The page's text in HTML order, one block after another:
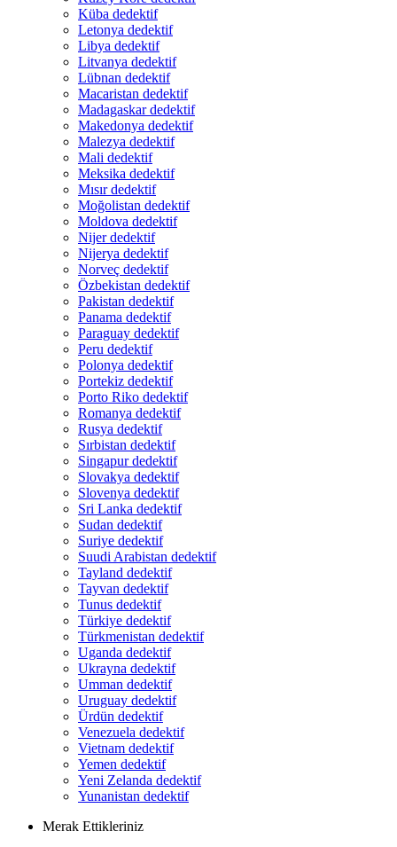
Küba dedektif
Letonya dedektif
Libya dedektif
Litvanya dedektif
Lübnan dedektif
Macaristan dedektif
Madagaskar dedektif
Makedonya dedektif
Malezya dedektif
Mali dedektif
Meksika dedektif
Mısır dedektif
Moğolistan dedektif
Moldova dedektif
Nijer dedektif
Nijerya dedektif
Norveç dedektif
Özbekistan dedektif
Pakistan dedektif
Panama dedektif
Paraguay dedektif
Peru dedektif
Polonya dedektif
Portekiz dedektif
Porto Riko dedektif
Romanya dedektif
Rusya dedektif
Sırbistan dedektif
Singapur dedektif
Slovakya dedektif
Slovenya dedektif
Sri Lanka dedektif
Sudan dedektif
Suriye dedektif
Suudi Arabistan dedektif
Tayland dedektif
Tayvan dedektif
Tunus dedektif
Türkiye dedektif
Türkmenistan dedektif
Uganda dedektif
Ukrayna dedektif
Umman dedektif
Uruguay dedektif
Ürdün dedektif
Venezuela dedektif
Vietnam dedektif
Yemen dedektif
Yeni Zelanda dedektif
Yunanistan dedektif
Merak Ettikleriniz